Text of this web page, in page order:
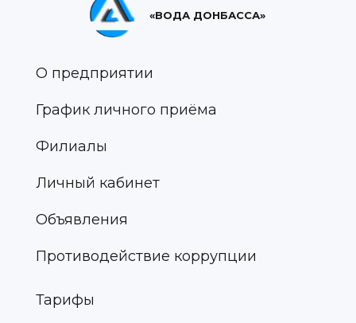
«ВОДА ДОНБАССА»
О предприятии
График личного приёма
Филиалы
Личный кабинет
Объявления
Противодействие коррупции
Тарифы